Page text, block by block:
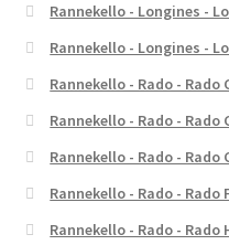
Rannekello - Longines -
Rannekello - Longines -
Rannekello - Rado - Rado
Rannekello - Rado - Rado
Rannekello - Rado - Rado
Rannekello - Rado - Rado
Rannekello - Rado - Rado